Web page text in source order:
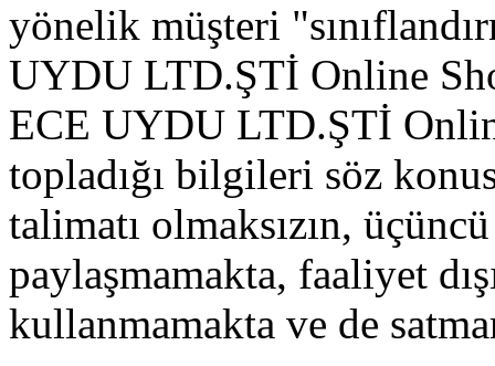
yönelik müşteri
UYDU LTD.ŞTİ Online
ECE UYDU LTD.ŞTİ
topladığı bilgileri söz
talimatı olmaksızın,
paylaşmamakta, faaliyet
kullanmamakta ve de